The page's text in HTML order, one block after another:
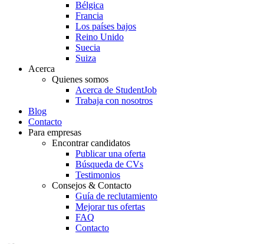
Bélgica
Francia
Los países bajos
Reino Unido
Suecia
Suiza
Acerca
Quienes somos
Acerca de StudentJob
Trabaja con nosotros
Blog
Contacto
Para empresas
Encontrar candidatos
Publicar una oferta
Búsqueda de CVs
Testimonios
Consejos & Contacto
Guía de reclutamiento
Mejorar tus ofertas
FAQ
Contacto